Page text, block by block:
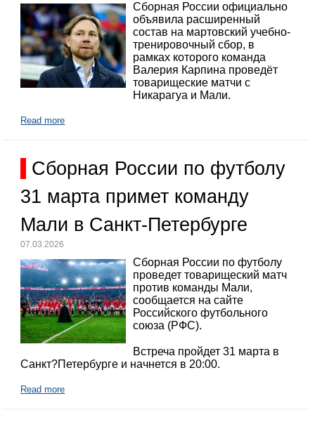
Сборная России официально
объявила расширенный
состав на мартовский учебно-
тренировочный сбор, в
рамках которого команда
Валерия Карпина проведёт
товарищеские матчи с
Никарагуа и Мали.
Read more
Сборная России по футболу
31 марта примет команду
Мали в Санкт-Петербурге
07.03.2026
Сборная России по футболу
проведет товарищеский матч
против команды Мали,
сообщается на сайте
Российского футбольного
союза (РФС).
Встреча пройдет 31 марта в
Санкт?Петербурге и начнется в 20:00.
Read more